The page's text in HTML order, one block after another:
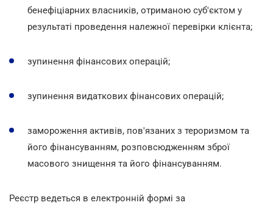
бенефіціарних власників, отриманою суб'єктом у
результаті проведення належної перевірки клієнта;
зупинення фінансових операцій;
зупинення видаткових фінансових операцій;
замороження активів, пов'язаних з тероризмом та
його фінансуванням, розповсюдженням зброї
масового знищення та його фінансуванням.
Реєстр ведеться в електронній формі за